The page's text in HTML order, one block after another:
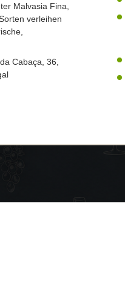
Malvasia Fina,
verleihen
Cabaça, 36,